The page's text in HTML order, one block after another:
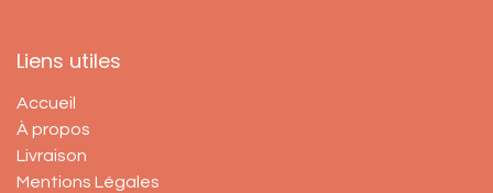
Liens utiles
Accueil
À propos
Livraison
Mentions Légales